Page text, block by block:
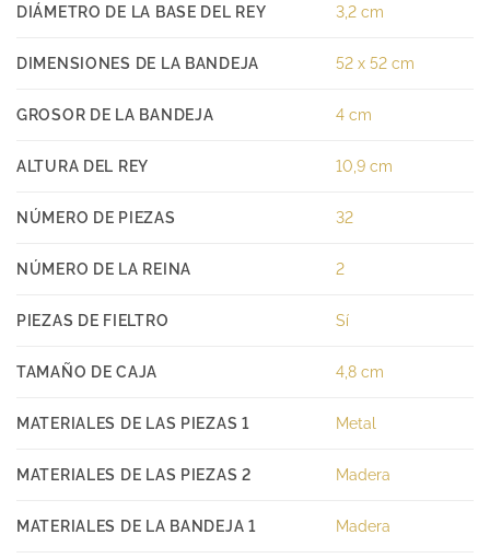
DIÁMETRO DE LA BASE DEL REY 3,2 cm
DIMENSIONES DE LA BANDEJA 52 x 52 cm
GROSOR DE LA BANDEJA 4 cm
ALTURA DEL REY 10,9 cm
NÚMERO DE PIEZAS 32
NÚMERO DE LA REINA 2
PIEZAS DE FIELTRO Sí
TAMAÑO DE CAJA 4,8 cm
MATERIALES DE LAS PIEZAS 1 Metal
MATERIALES DE LAS PIEZAS 2 Madera
MATERIALES DE LA BANDEJA 1 Madera